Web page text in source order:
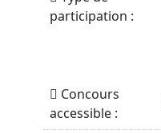
participation :
Concours
accessible :